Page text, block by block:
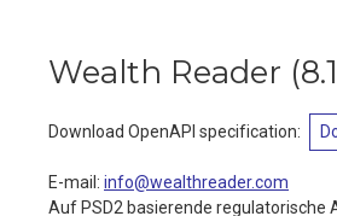
Wealth Reader (
Download OpenAPI specification:
E-mail : info@wealthreader.com
Auf PSD2 basierende regulatorische